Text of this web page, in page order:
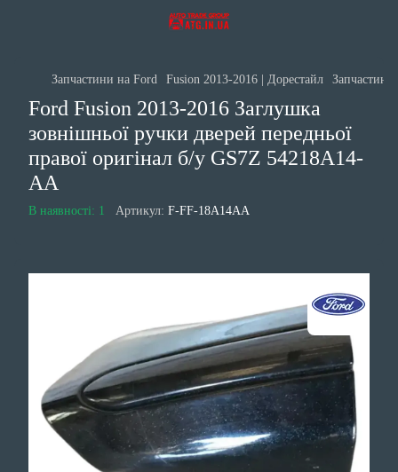
Запчастини на Ford Fusion 2013-2016 | Дорестайл
Ford Fusion 2013-2016 Заглушка
зовнішньої ручки дверей передньої
правої оригінал б/у GS7Z 54218A14-
AA
В наявності: 1 Артикул: F-FF-18A14AA